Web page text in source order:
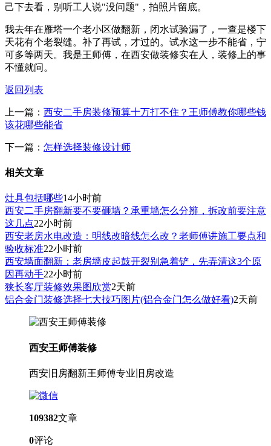
己下去看，别听工人说"没问题"，拍照片留底。
我去年在雁塔一个老小区做翻新，闭水试验漏了，一查是楼下
天花有个老裂缝。补了再试，才过的。试水这一步不能省，宁
可多等两天。我是王师傅，在西安做装修实在人，装修上的事
不懂就问。
返回列表
上一篇： 西安二手房装修预算十万打不住？王师傅教你哪些钱
该花哪些能省
下一篇： 怎样选择装修设计师
相关文章
灶具包括哪些14小时前
西安二手房翻新要不要砸墙？承重墙怎么分辨，拆改前要注意
这几点22小时前
西安老房水电改造：明线改暗线怎么改？老师傅讲施工要点和
验收标准22小时前
西安墙面翻新：老房墙皮起鼓开裂别急着铲，先弄清这3个原
因再动手22小时前
狭长客厅装修效果图欣赏2天前
铝合金门装修选择七大技巧图片(铝合金门怎么做好看)2天前
西安王师傅装修
西安旧房翻新王师傅专业旧房改造
109382文章
0评论